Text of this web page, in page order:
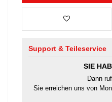
Support & Teileservice
SIE
Dann
Sie erreichen uns von